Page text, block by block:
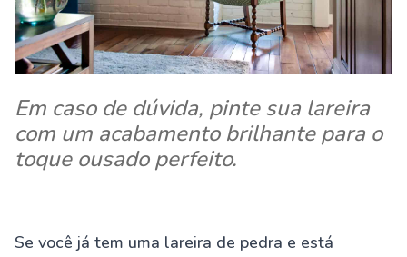
Em caso de dúvida, pinte sua lareira
com um acabamento brilhante para o
toque ousado perfeito.
Se você já tem uma lareira de pedra e está